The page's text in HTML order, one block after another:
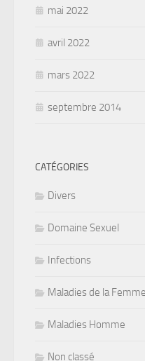
mai 2022
avril 2022
mars 2022
septembre 2014
CATÉGORIES
Divers
Domaine Sexuel
Infections
Maladies de la Femme
Maladies Homme
Non classé